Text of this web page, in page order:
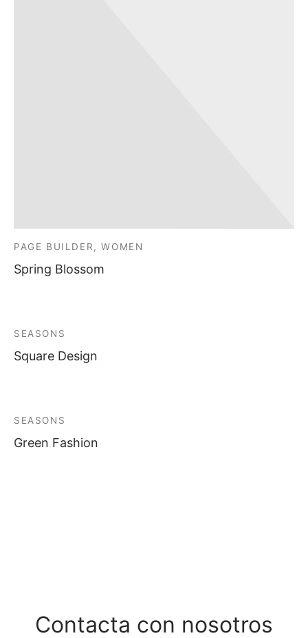
PAGE BUILDER, WOMEN
Spring Blossom
SEASONS
Square Design
SEASONS
Green Fashion
Contacta con nosotros